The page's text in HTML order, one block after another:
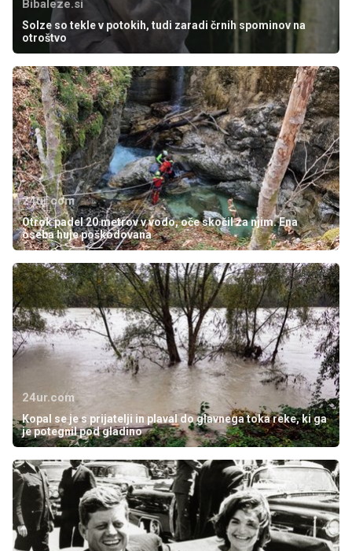
Bibaleze.si
Solze so tekle v potokih, tudi zaradi črnih spominov na
otroštvo
24ur.com
Otrok padel 20 metrov v vodo, oče skočil za njim. Ena
oseba huje poškodovana
24ur.com
Kopal se je s prijatelji in plaval do glavnega toka reke, ki ga
je potegnil pod gladino